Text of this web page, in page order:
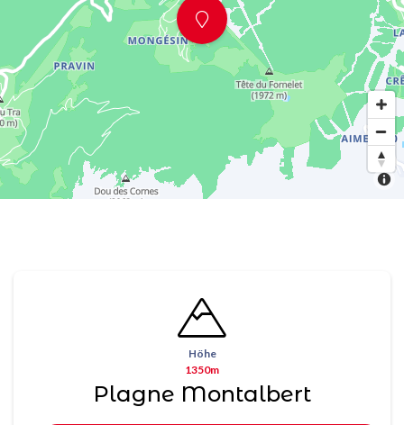
Höhe
1350m
Plagne Montalbert